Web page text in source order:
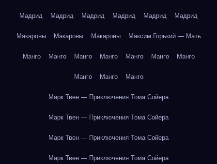
Мадрид Мадрид Мадрид Мадрид Мадрид Мадрид
Макароны Макароны Макароны Максим Горький — Мать
Манго Манго Манго Манго Манго Манго Манго
Манго Манго Манго
Марк Твен — Приключения Тома Сойера
Марк Твен — Приключения Тома Сойера
Марк Твен — Приключения Тома Сойера
Марк Твен — Приключения Тома Сойера